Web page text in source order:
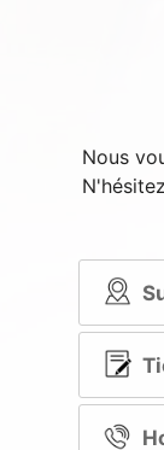
Nous